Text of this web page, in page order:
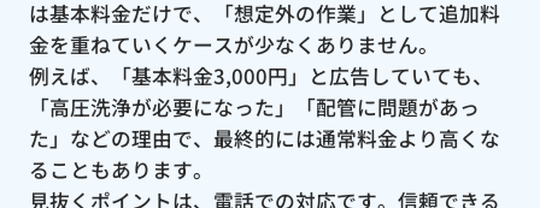
は基本料金だけで、「想定外の作業」として追加料
金を重ねていくケースが少なくありません。
例えば、「基本料金3,000円」と広告していても、
「高圧洗浄が必要になった」「配管に問題があっ
た」などの理由で、最終的には通常料金より高くな
ることもあります。
見抜くポイントは、電話での対応です。信頼できる